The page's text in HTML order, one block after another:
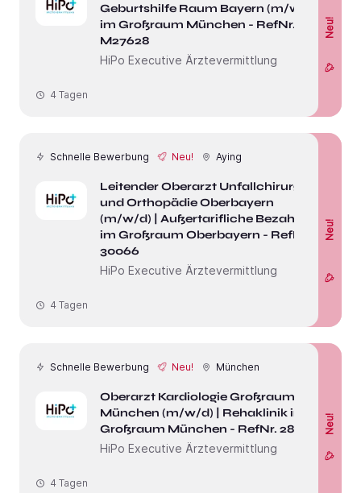
Geburtshilfe Raum Bayern (m/w/d)
im Großraum München - RefNr.
M27628
HiPo Executive Ärztevermittlung
Neu!
4 Tagen
Schnelle Bewerbung Neu! Aying
Leitender Oberarzt Unfallchirurgie
und Orthopädie Oberbayern
(m/w/d) | Außertarifliche Bezahlung
im Großraum Oberbayern - RefNr.
30066
HiPo Executive Ärztevermittlung
Neu!
4 Tagen
Schnelle Bewerbung Neu! München
Oberarzt Kardiologie Großraum
München (m/w/d) | Rehaklinik im
Großraum München - RefNr. 28673
HiPo Executive Ärztevermittlung
Neu!
4 Tagen